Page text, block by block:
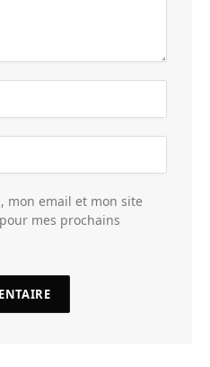
mon email et mon site
mes prochains